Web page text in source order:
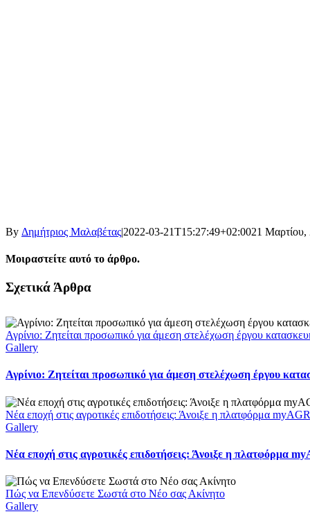
By Δημήτριος Μαλαβέτας|2022-03-21T15:27:49+02:0021 Μαρτίου,
Μοιραστείτε αυτό το άρθρο.
Facebook
X
LinkedIn
WhatsApp
Email
Σχετικά Άρθρα
Αγρίνιο: Ζητείται προσωπικό για άμεση στελέχωση έργου
Gallery
Αγρίνιο: Ζητείται προσωπικό για άμεση στελέχωση έργου
Νέα εποχή στις αγροτικές επιδοτήσεις: Άνοιξε η πλατφόρμα
Gallery
Νέα εποχή στις αγροτικές επιδοτήσεις: Άνοιξε η πλατφόρμα
Πώς να Επενδύσετε Σωστά στο Νέο σας Ακίνητο
Gallery